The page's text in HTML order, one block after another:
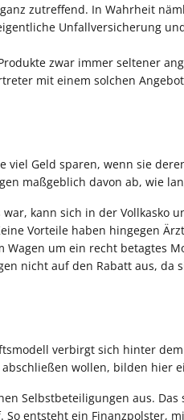
zutreffend. In Wahrheit
Unfallversicherung
zwar immer seltener
mit einem solchen
viel Geld sparen, wenn sie
maßgeblich davon ab, wie
kann sich in der Vollkasko
Vorteile haben hingegen
um ein recht betagtes
nicht auf den Rabatt aus, da
verbirgt sich hinter
wollen, bilden hier
Selbstbeteiligungen aus.
entsteht ein Finanzpolster,